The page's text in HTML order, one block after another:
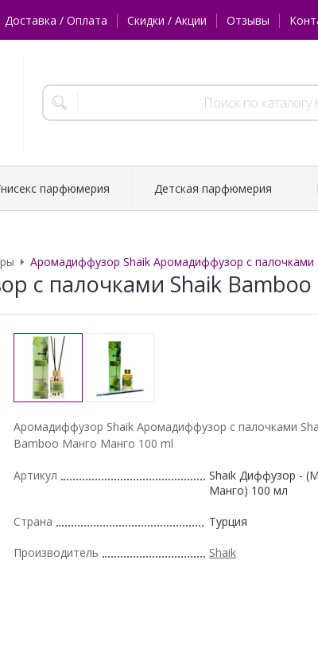
Доставка / Оплата Скидки / Акции Отзывы
парфюмерия Детская парфюмерия
Аромадиффузор Shaik Аромадиффузор с
с палочками Shaik
Аромадиффузор Shaik Аромадиффузор с палочками
Bamboo Манго Манго 100 ml
Артикул
Shaik Диффузор -
Манго) 100 мл
Страна Турция
Производитель Shaik